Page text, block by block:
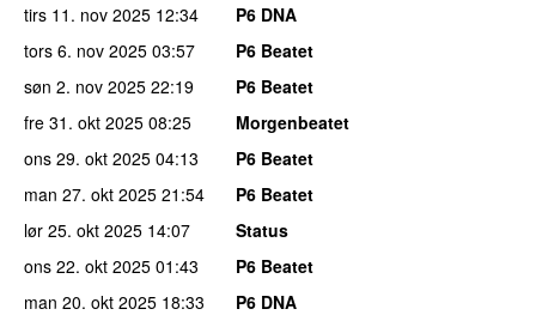
tirs 11. nov 2025 12:34
P6 DNA
tors 6. nov 2025 03:57
P6 Beatet
søn 2. nov 2025 22:19
P6 Beatet
fre 31. okt 2025 08:25
Morgenbeatet
ons 29. okt 2025 04:13
P6 Beatet
man 27. okt 2025 21:54
P6 Beatet
lør 25. okt 2025 14:07
Status
ons 22. okt 2025 01:43
P6 Beatet
man 20. okt 2025 18:33
P6 DNA